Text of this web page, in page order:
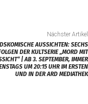
Nächster Artikel
AUSSICHTEN: SECHS
DER KULTSERIE „MORD MIT
| AB 3. SEPTEMBER, IMMER
UM 20:15 UHR IM ERSTEN
UND IN DER ARD MEDIATHEK